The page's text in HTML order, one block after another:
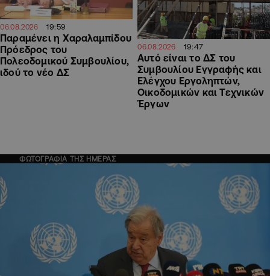
06.08.2026 19:59
Παραμένει η Χαραλαμπίδου
Πρόεδρος του
Πολεοδομικού Συμβουλίου,
ιδού το νέο ΔΣ
06.08.2026 19:47
Αυτό είναι το ΔΣ του
Συμβουλίου Εγγραφής και
Ελέγχου Εργοληπτών,
Οικοδομικών και Τεχνικών
Έργων
ΦΩΤΟΓΡΑΦΙΑ ΤΗΣ ΗΜΕΡΑΣ